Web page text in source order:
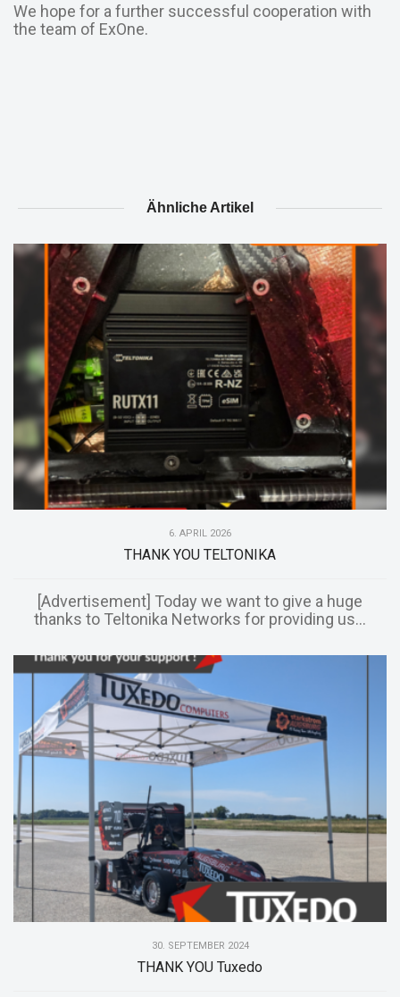
We hope for a further successful cooperation with
the team of ExOne.
Ähnliche Artikel
6. APRIL 2026
THANK YOU TELTONIKA
[Advertisement] Today we want to give a huge
thanks to Teltonika Networks for providing us...
30. SEPTEMBER 2024
THANK YOU Tuxedo